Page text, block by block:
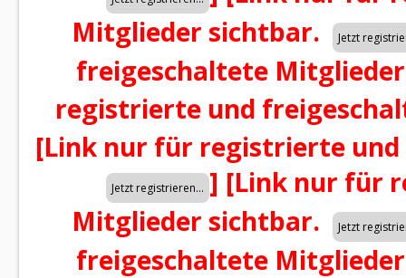
Mitglieder sichtbar.
freigeschaltete
registrierte und
[Link nur für registrierte
] [Link nur für
Mitglieder sichtbar.
freigeschaltete